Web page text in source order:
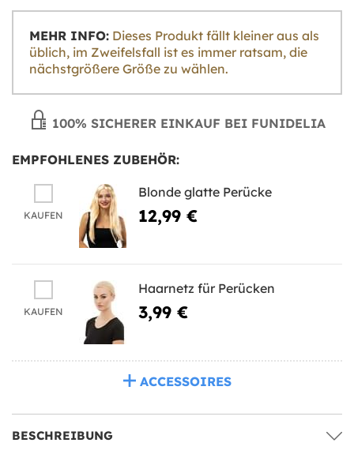
MEHR INFO:
üblich, im Zweifelsfall ist es immer ratsam, die
nächstgrößere Größe zu wählen.
100% SICHERER EINKAUF BEI FUNIDELIA
EMPFOHLENES ZUBEHÖR:
KAUFEN
Blonde glatte Perücke
12,99 €
KAUFEN
Haarnetz für Perücken
3,99 €
ACCESSOIRES
BESCHREIBUNG